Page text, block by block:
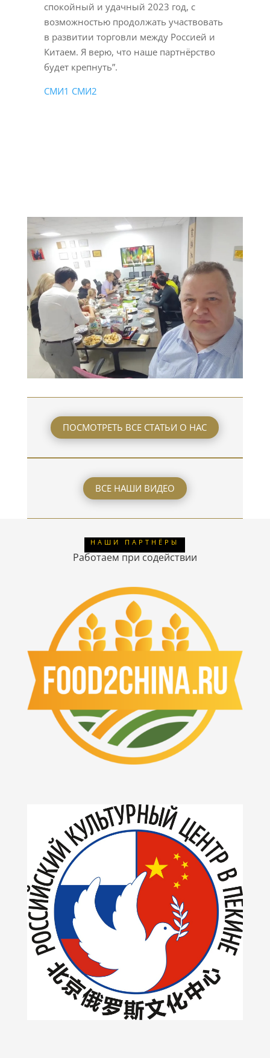
спокойный и удачный 2023 год, с
возможностью продолжать участвовать
в развитии торговли между Россией и
Китаем. Я верю, что наше партнёрство
будет крепнуть”.
СМИ1 СМИ2
ПОСМОТРЕТЬ ВСЕ СТАТЬИ О НАС
ВСЕ НАШИ ВИДЕО
НАШИ ПАРТНЁРЫ
Работаем при содействии